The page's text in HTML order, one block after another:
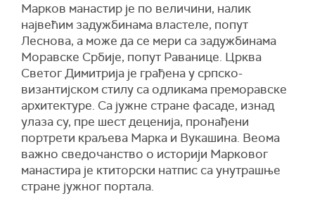
Марков манастир је по величини, налик
највећим задужбинама властеле, попут
Леснова, а може да се мери са задужбинама
Моравске Србије, попут Раванице. Црква
Светог Димитрија је грађена у српско-
византијском стилу са одликама преморавске
архитектуре. Са јужне стране фасаде, изнад
улаза су, пре шест деценија, пронађени
портрети краљева Марка и Вукашина. Веома
важно сведочанство о историји Марковог
манастира је ктиторски натпис са унутрашње
стране јужног портала.